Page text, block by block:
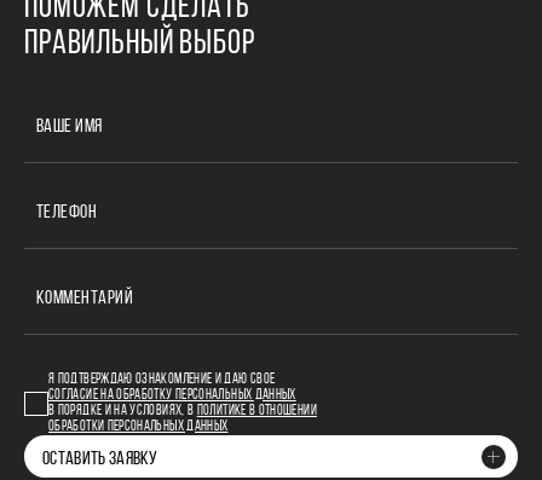
ПОМОЖЕМ СДЕЛАТЬ
ПРАВИЛЬНЫЙ ВЫБОР
ВАШЕ ИМЯ
ТЕЛЕФОН
КОММЕНТАРИЙ
Я ПОДТВЕРЖДАЮ ОЗНАКОМЛЕНИЕ И ДАЮ СВОЕ
СОГЛАСИЕ НА ОБРАБОТКУ ПЕРСОНАЛЬНЫХ ДАННЫХ
В ПОРЯДКЕ И НА УСЛОВИЯХ, В
ПОЛИТИКЕ В ОТНОШЕНИИ
ОБРАБОТКИ ПЕРСОНАЛЬНЫХ ДАННЫХ
ОСТАВИТЬ ЗАЯВКУ